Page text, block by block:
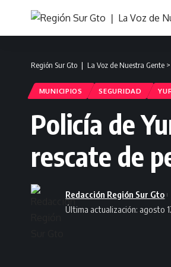
Región Sur Gto ❘ La Voz de Nuestra Gente >
MUNICIPIOS SEGURIDAD
Policía de
rescate de
Última actualización: agosto
Redacción Región Sur Gto